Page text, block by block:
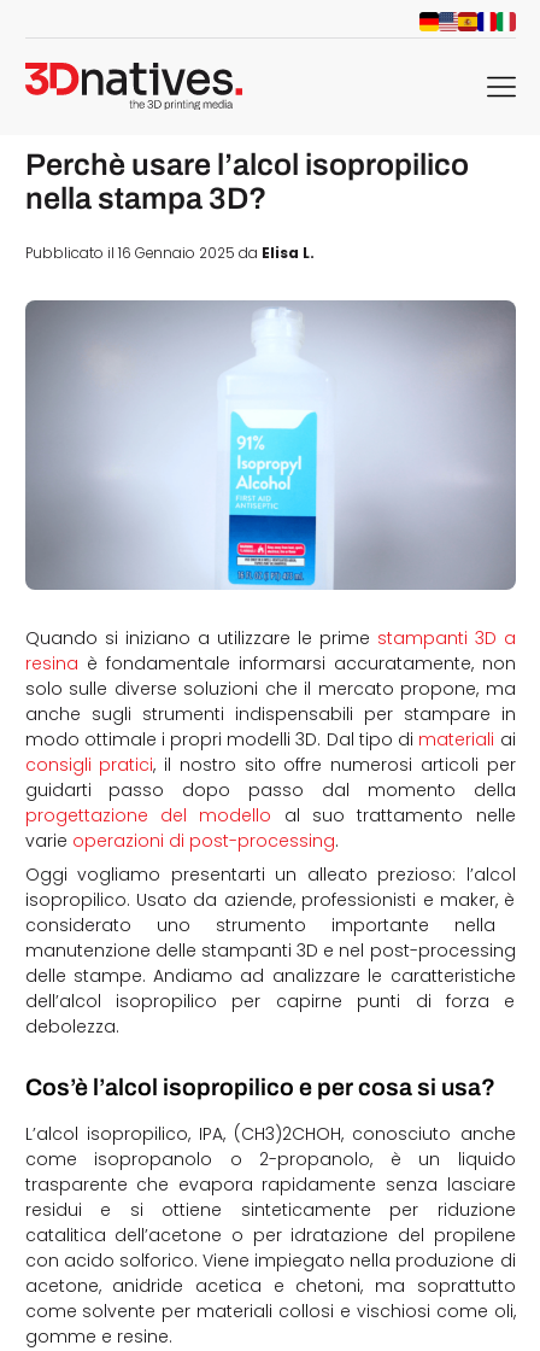
menu
Perchè usare l’alcol isopropilico
nella stampa 3D?
Pubblicato il 16 Gennaio 2025 da Elisa L.
Quando si iniziano a utilizzare le prime stampanti 3D a
resina è fondamentale informarsi accuratamente, non
solo sulle diverse soluzioni che il mercato propone, ma
anche sugli strumenti indispensabili per stampare in
modo ottimale i propri modelli 3D. Dal tipo di materiali ai
consigli pratici, il nostro sito offre numerosi articoli per
guidarti passo dopo passo dal momento della
progettazione del modello al suo trattamento nelle
varie operazioni di post-processing.
Oggi vogliamo presentarti un alleato prezioso: l’alcol
isopropilico. Usato da aziende, professionisti e maker, è
considerato uno strumento importante nella
manutenzione delle stampanti 3D e nel post-processing
delle stampe. Andiamo ad analizzare le caratteristiche
dell’alcol isopropilico per capirne punti di forza e
debolezza.
Cos’è l’alcol isopropilico e per cosa si usa?
L’alcol isopropilico, IPA, (CH3)2CHOH, conosciuto anche
come isopropanolo o 2-propanolo, è un liquido
trasparente che evapora rapidamente senza lasciare
residui e si ottiene sinteticamente per riduzione
catalitica dell’acetone o per idratazione del propilene
con acido solforico. Viene impiegato nella produzione di
acetone, anidride acetica e chetoni, ma soprattutto
come solvente per materiali collosi e vischiosi come oli,
gomme e resine.